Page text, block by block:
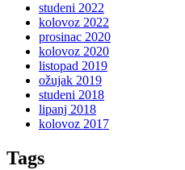
studeni 2022
kolovoz 2022
prosinac 2020
kolovoz 2020
listopad 2019
ožujak 2019
studeni 2018
lipanj 2018
kolovoz 2017
Tags